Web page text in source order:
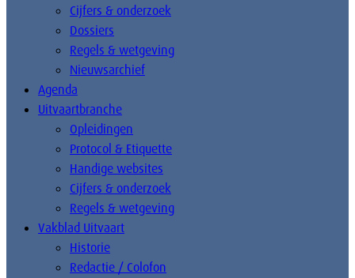
Cijfers & onderzoek
Dossiers
Regels & wetgeving
Nieuwsarchief
Agenda
Uitvaartbranche
Opleidingen
Protocol & Etiquette
Handige websites
Cijfers & onderzoek
Regels & wetgeving
Vakblad Uitvaart
Historie
Redactie / Colofon